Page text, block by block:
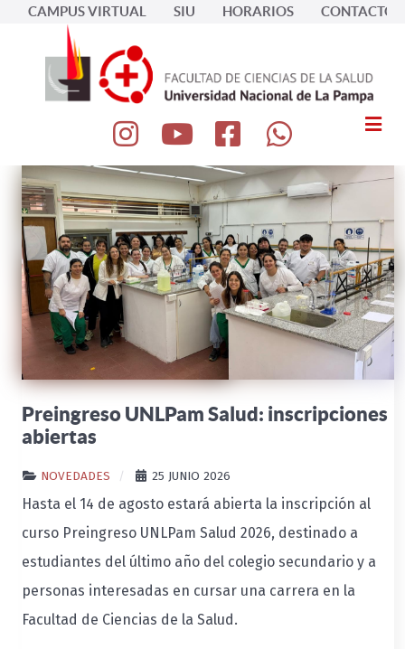
CAMPUS VIRTUAL SIU HORARIOS CONTACTOS
Preingreso UNLPam Salud: inscripciones
abiertas
NOVEDADES 25 JUNIO 2026
Hasta el 14 de agosto estará abierta la inscripción al
curso Preingreso UNLPam Salud 2026, destinado a
estudiantes del último año del colegio secundario y a
personas interesadas en cursar una carrera en la
Facultad de Ciencias de la Salud.